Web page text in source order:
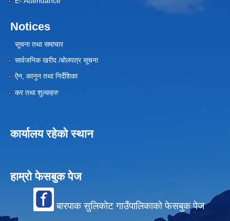
Notices
सूचना तथा समाचार
सार्वजनिक खरीद /बोलपत्र सूचना
ऐन, कानुन तथा निर्देशिका
कर तथा शुल्कहरु
कार्यालय रहेको स्थान
हाम्रो फेसबुक पेज
बारपाक सुलिकोट गाउँपालिकाको फेसबुक पेज